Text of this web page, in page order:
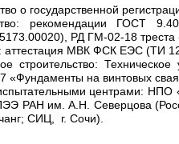
о государственной
рекомендации ГОСТ
РД ГМ-02-18 треста
аттестация МВК ФСК ЕЭС (ТИ
строительство:
«Фундаменты на винтовых
центрами:
РАН им. А.Н. Северцова
СИЦ, г. Сочи).